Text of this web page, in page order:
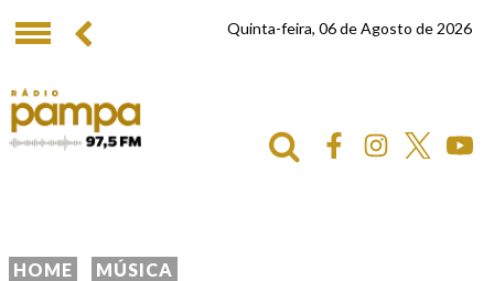
Quinta-feira, 06 de Agosto de 2026
HOME MÚSICA